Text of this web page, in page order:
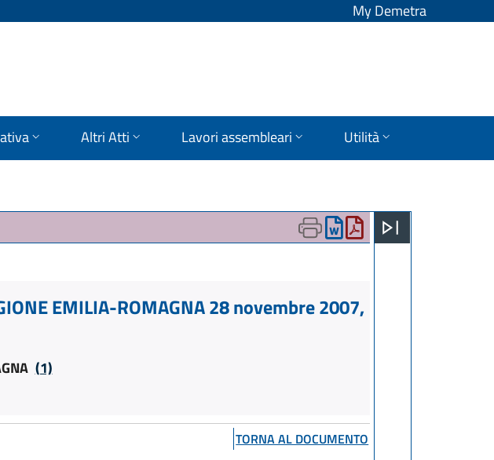
My Demetra
Altri Atti Lavori assembleari Utilità
EMILIA-ROMAGNA 28 novembre 2007,
(1)
TORNA AL DOCUMENTO